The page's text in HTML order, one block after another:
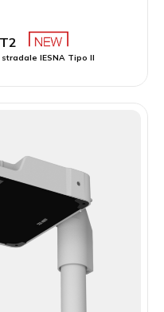
IESNA Tipo II